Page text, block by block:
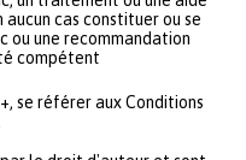
cas constituer ou se
ou une recommandation
compétent
se référer aux Conditions